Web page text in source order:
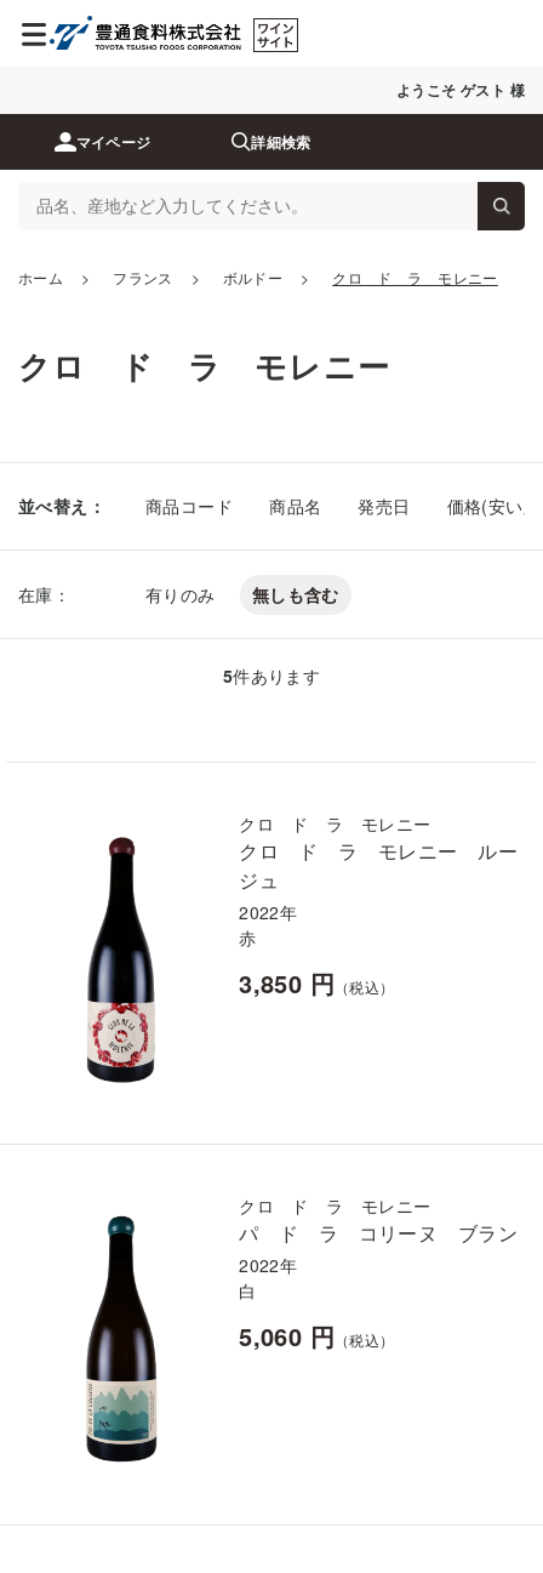
ようこそ ゲスト 様
マイページ 詳細検索
ホーム > フランス > ボルドー > クロ ド ラ モレニー
クロ ド ラ モレニー
並べ替え： 商品コード 商品名 発売日 価格(安い
在庫： 有りのみ 無しも含む
5件あります
クロ ド ラ モレニー
クロ ド ラ モレニー ルー
ジュ
2022年
赤
3,850 円 （税込）
クロ ド ラ モレニー
パ ド ラ コリーヌ ブラン
2022年
白
5,060 円 （税込）